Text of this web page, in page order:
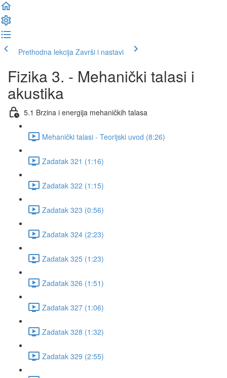
Prethodna lekcija Završi i nastavi
Fizika 3. - Mehanički talasi i
akustika
5.1 Brzina i energija mehaničkih talasa
Mehanički talasi - Teorijski uvod (8:26)
Zadatak 321 (1:16)
Zadatak 322 (1:15)
Zadatak 323 (0:56)
Zadatak 324 (2:23)
Zadatak 325 (1:23)
Zadatak 326 (1:51)
Zadatak 327 (1:06)
Zadatak 328 (1:32)
Zadatak 329 (2:55)